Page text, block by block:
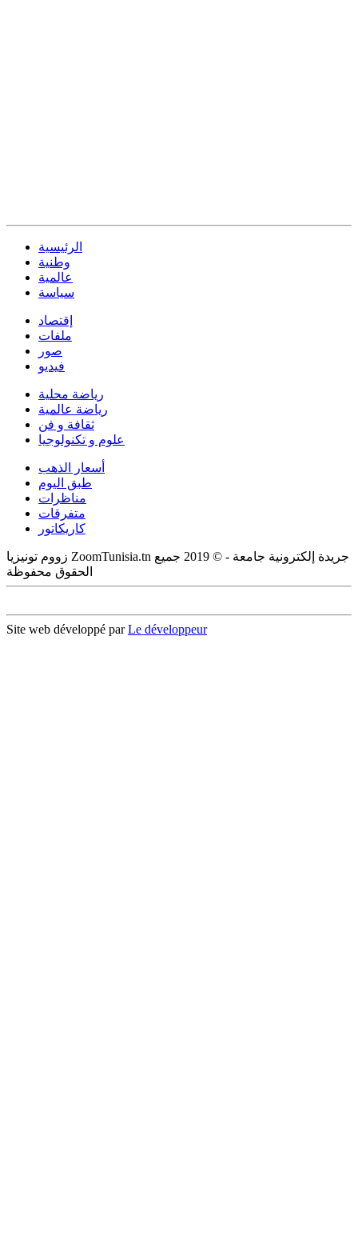
الرئيسية
وطنية
عالمية
سياسة
إقتصاد
ملفات
صور
فيديو
رياضة محلية
رياضة عالمية
ثقافة و فن
علوم و تكنولوجيا
أسعار الذهب
طبق اليوم
مناظرات
متفرقات
كاريكاتور
زووم تونيزيا ZoomTunisia.tn جريدة إلكترونية جامعة - © 2019 جميع
الحقوق محفوظة
Site web développé parLe développeur